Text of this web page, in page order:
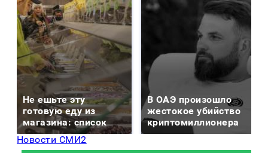
Не ешьте эту
готовую еду из
магазина: список
В ОАЭ произошло
жестокое убийство
криптомиллионера
Новости СМИ2